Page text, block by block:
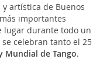
artística de Buenos
importantes
lugar durante todo un
celebran tanto el 25
Mundial de Tango.